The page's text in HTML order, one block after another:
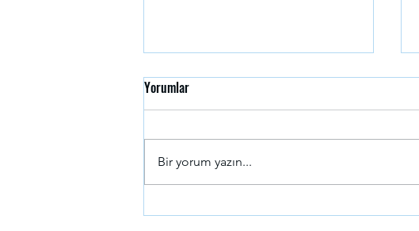
UŞAK TAXI
Yorumlar
Bir yorum yazın...